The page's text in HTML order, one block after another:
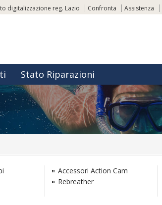
digitalizzazione reg. Lazio Confronta Assistenza
Stato Riparazioni
Accessori Action Cam
Rebreather